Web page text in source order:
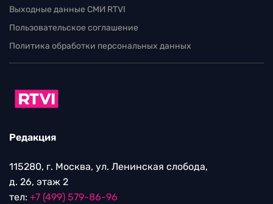
Выходные данные СМИ RTVI
Пользовательское соглашение
Политика обработки персональных данных
Редакция
115280, г. Москва, ул. Ленинская слобода,
д. 26, этаж 2
тел: +7 (499) 579-86-96